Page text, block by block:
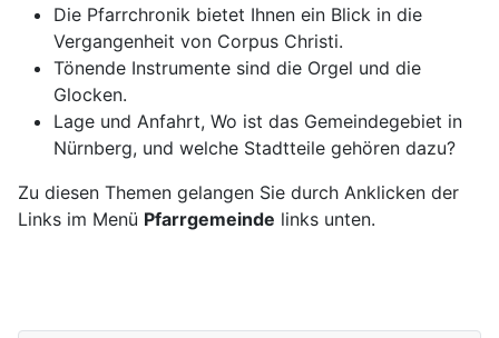
Die Pfarrchronik bietet Ihnen ein Blick in die
Vergangenheit von Corpus Christi.
Tönende Instrumente sind die Orgel und die
Glocken.
Lage und Anfahrt, Wo ist das Gemeindegebiet in
Nürnberg, und welche Stadtteile gehören dazu?
Zu diesen Themen gelangen Sie durch Anklicken der
Links im Menü Pfarrgemeinde links unten.